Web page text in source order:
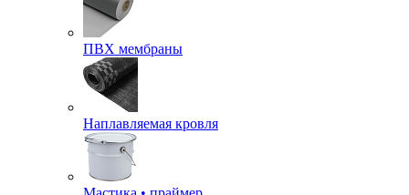
ПВХ мембраны
Наплавляемая кровля